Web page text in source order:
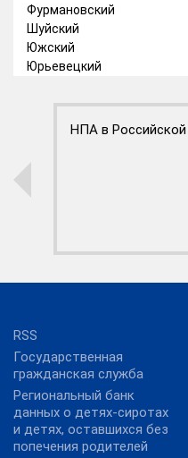
Фурмановский
Шуйский
Южский
Юрьевецкий
НПА в
RSS
Государственная
гражданская служба
Региональный банк
данных о детях-сиротах
и детях, оставшихся без
попечения родителей